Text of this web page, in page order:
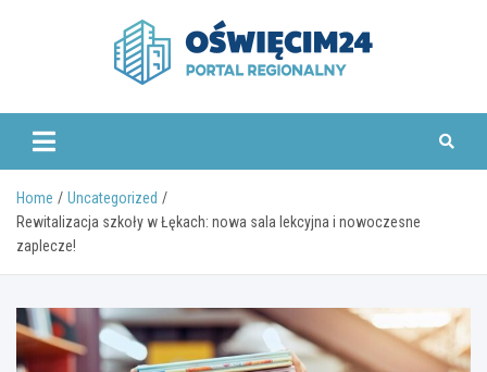
www.oswiecim24.pl
Home
Uncategorized
Rewitalizacja szkoły w Łękach: nowa sala lekcyjna i nowoczesne
zaplecze!